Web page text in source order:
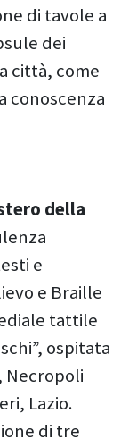
di tavole a
dei
città, come
conoscenza
della
e
e Braille
tattile
ospitata
Necropoli
Lazio.
di tre